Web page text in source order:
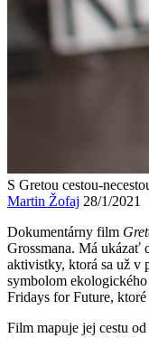
S Gretou cestou-
Martin Žofaj 28/1/2021
Dokumentárny film
Grossmana. Má ukázať
aktivistky, ktorá sa už v
symbolom
Fridays for Future,
Film mapuje jej cestu